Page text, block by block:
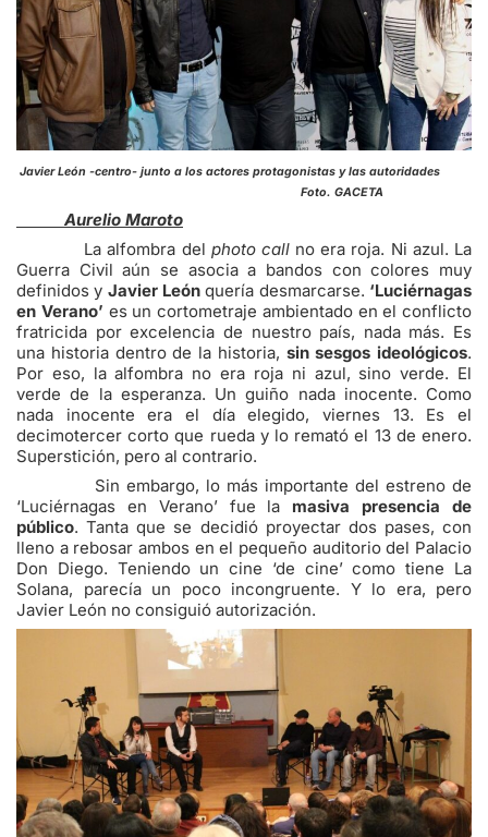
Javier León -centro- junto a los actores protagonistas y las autoridades
Foto. GACETA
Aurelio Maroto
La alfombra del photo callno era roja. Ni azul. La
Guerra Civil aún se asocia a bandos con colores muy
definidos y Javier León quería desmarcarse. ‘Luciérnagas
en Verano’ es un cortometraje ambientado en el conflicto
fratricida por excelencia de nuestro país, nada más. Es
una historia dentro de la historia, sin sesgos ideológicos.
Por eso, la alfombra no era roja ni azul, sino verde. El
verde de la esperanza. Un guiño nada inocente. Como
nada inocente era el día elegido, viernes 13. Es el
decimotercer corto que rueda y lo remató el 13 de enero.
Superstición, pero al contrario.
Sin embargo, lo más importante del estreno de
‘Luciérnagas en Verano’ fue la masiva presencia de
público. Tanta que se decidió proyectar dos pases, con
lleno a rebosar ambos en el pequeño auditorio del Palacio
Don Diego. Teniendo un cine ‘de cine’ como tiene La
Solana, parecía un poco incongruente. Y lo era, pero
Javier León no consiguió autorización.